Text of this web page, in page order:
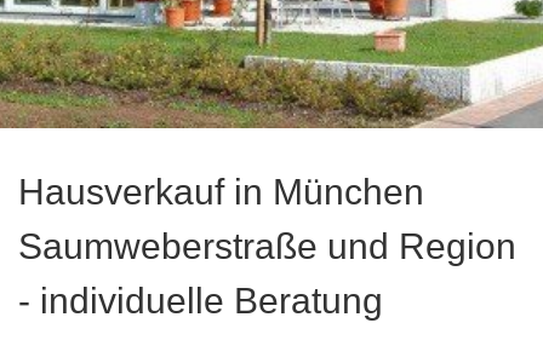
Hausverkauf in München
Saumweberstraße und Region
- individuelle Beratung